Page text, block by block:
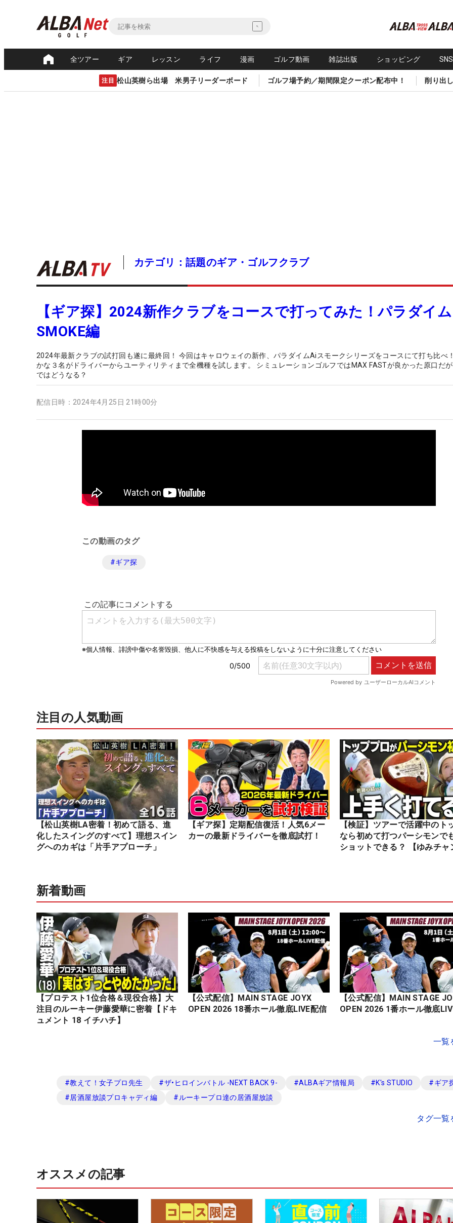
全ツアー ギア レッスン ライフ 漫画 ゴルフ動画 雑誌出版 ショッピング
注目 松山英樹ら出場 米男子リーダーボード ゴルフ場予約／期間限定クーポン配布中！ 削り出
カテゴリ：話題のギア・ゴルフクラブ
【ギア探】2024新作クラブをコースで打ってみた！パラダイ
SMOKE編
2024年最新クラブの試打回も遂に最終回！ 今回はキャロウェイの新作、パラダイムAiスモークシリーズをコースにて打ち比べ
かな３名がドライバーからユーティリティまで全機種を試します。 シミュレーションゴルフではMAX FASTが良かった原口だ
ではどうなる？
配信日時： 2024年4月25日 21時00分
この動画のタグ
#ギア探
注目の人気動画
【松山英樹LA密着！初めて語る、進
化したスイングのすべて】理想スイン
グへのカギは「片手アプローチ」
【ギア探】定期配信復活！人気6メー
カーの最新ドライバーを徹底試打！
【検証】ツアーで活躍中のト
なら初めて打つパーシモンで
ショットできる？ 【ゆみチャ
新着動画
【プロテスト1位合格＆現役合格】大
注目のルーキー伊藤愛華に密着【ドキ
ュメント 18 イチハチ】
【公式配信】MAIN STAGE JOYX
OPEN 2026 18番ホール徹底LIVE配信
【公式配信】MAIN STAGE
OPEN 2026 1番ホール徹
一覧
#教えて！女子プロ先生 #ザ•ヒロインバトル -NEXT BACK 9- #ALBAギア情報局 #K's STUDIO #ギア
#居酒屋放談プロキャディ編 #ルーキープロ達の居酒屋放談
タグ一覧
オススメの記事